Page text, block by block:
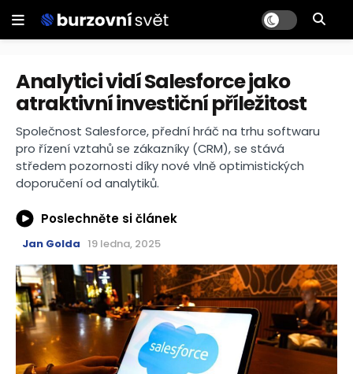
Analytici vidí Salesforce jako
atraktivní investiční příležitost
Společnost Salesforce, přední hráč na trhu softwaru
pro řízení vztahů se zákazníky (CRM), se stává
středem pozornosti díky nové vlně optimistických
doporučení od analytiků.
Poslechněte si článek
Jan Golda 19 ledna, 2025